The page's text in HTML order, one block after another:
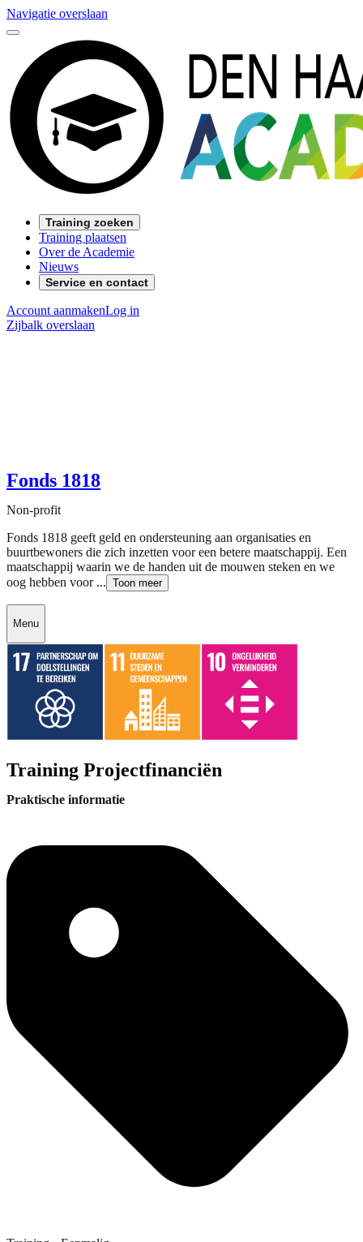
Navigatie overslaan
Training zoeken
Training plaatsen
Over de Academie
Nieuws
Service en contact
Account aanmakenLog in
Zijbalk overslaan
Fonds 1818
Non-profit
Fonds 1818 geeft geld en ondersteuning aan organisaties en
buurtbewoners die zich inzetten voor een betere maatschappij. Een
maatschappij waarin we de handen uit de mouwen steken en we
oog hebben voor ... Toon meer
Menu
Training Projectfinanciën
Praktische informatie